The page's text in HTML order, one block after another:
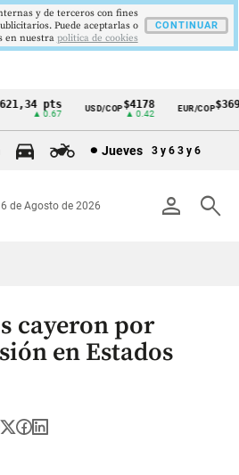
pts
▲ 0.67
USD/COP$4178
▲ 0.42
EUR/COP$3697
Jueves 3 y 6 3 y 6
person search
6 de Agosto de 2026
cayeron por
en Estados
y de terceros con fines
Puede aceptarlas o
en nuestra politica de cookies
CONTINUAR